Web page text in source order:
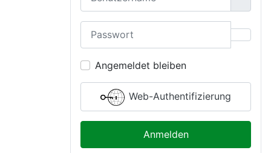
Angemeldet bleiben
Web-Authentifizierung
Anmelden